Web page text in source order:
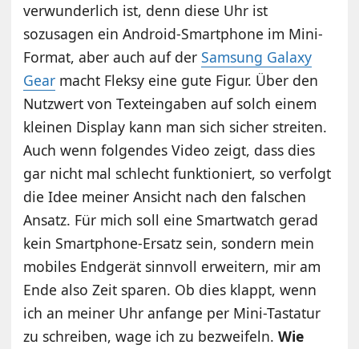
verwunderlich ist, denn diese Uhr ist
sozusagen ein Android-Smartphone im Mini-
Format, aber auch auf derSamsung Galaxy
Gear macht Fleksy eine gute Figur. Über den
Nutzwert von Texteingaben auf solch einem
kleinen Display kann man sich sicher streiten.
Auch wenn folgendes Video zeigt, dass dies
gar nicht mal schlecht funktioniert, so verfolgt
die Idee meiner Ansicht nach den falschen
Ansatz. Für mich soll eine Smartwatch gerad
kein Smartphone-Ersatz sein, sondern mein
mobiles Endgerät sinnvoll erweitern, mir am
Ende also Zeit sparen. Ob dies klappt, wenn
ich an meiner Uhr anfange per Mini-Tastatur
zu schreiben, wage ich zu bezweifeln.Wie